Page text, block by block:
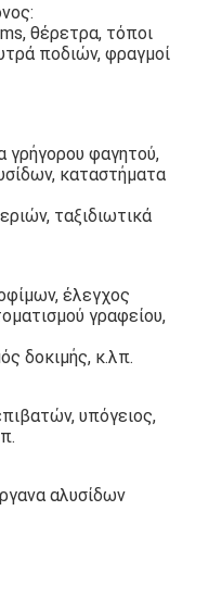
επιλογών
του ήλιου
LCD
επιλογών
θέρετρα, τόποι
ποδιών, φραγμοί
γρήγορου φαγητού,
καταστήματα
ταξιδιωτικά
έλεγχος
γραφείου,
δοκιμής, κ.λπ.
υπόγειος,
αλυσίδων